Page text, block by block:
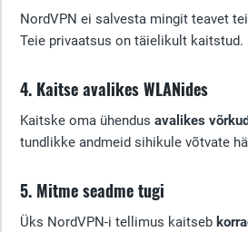
NordVPN ei salvesta mingit teavet
Teie privaatsus on täielikult kaitstud.
4. Kaitse avalikes WLANides
Kaitske oma ühendus avalikes
tundlikke andmeid sihikule võtvate
5. Mitme seadme tugi
Üks NordVPN-i tellimus kaitseb